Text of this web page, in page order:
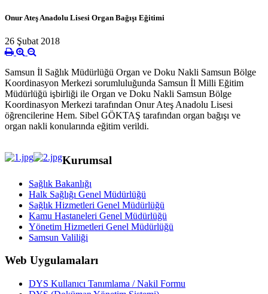
Onur Ateş Anadolu Lisesi Organ Bağışı Eğitimi
26 Şubat 2018
Samsun İl Sağlık Müdürlüğü Organ ve Doku Nakli Samsun Bölge
Koordinasyon Merkezi sorumluluğunda Samsun İl Milli Eğitim
Müdürlüğü işbirliği ile Organ ve Doku Nakli Samsun Bölge
Koordinasyon Merkezi tarafından Onur Ateş Anadolu Lisesi
öğrencilerine Hem. Sibel GÖKTAŞ tarafından organ bağışı ve
organ nakli konularında eğitim verildi.
Kurumsal
Sağlık Bakanlığı
Halk Sağlığı Genel Müdürlüğü
Sağlık Hizmetleri Genel Müdürlüğü
Kamu Hastaneleri Genel Müdürlüğü
Yönetim Hizmetleri Genel Müdürlüğü
Samsun Valiliği
Web Uygulamaları
DYS Kullanıcı Tanımlama / Nakil Formu